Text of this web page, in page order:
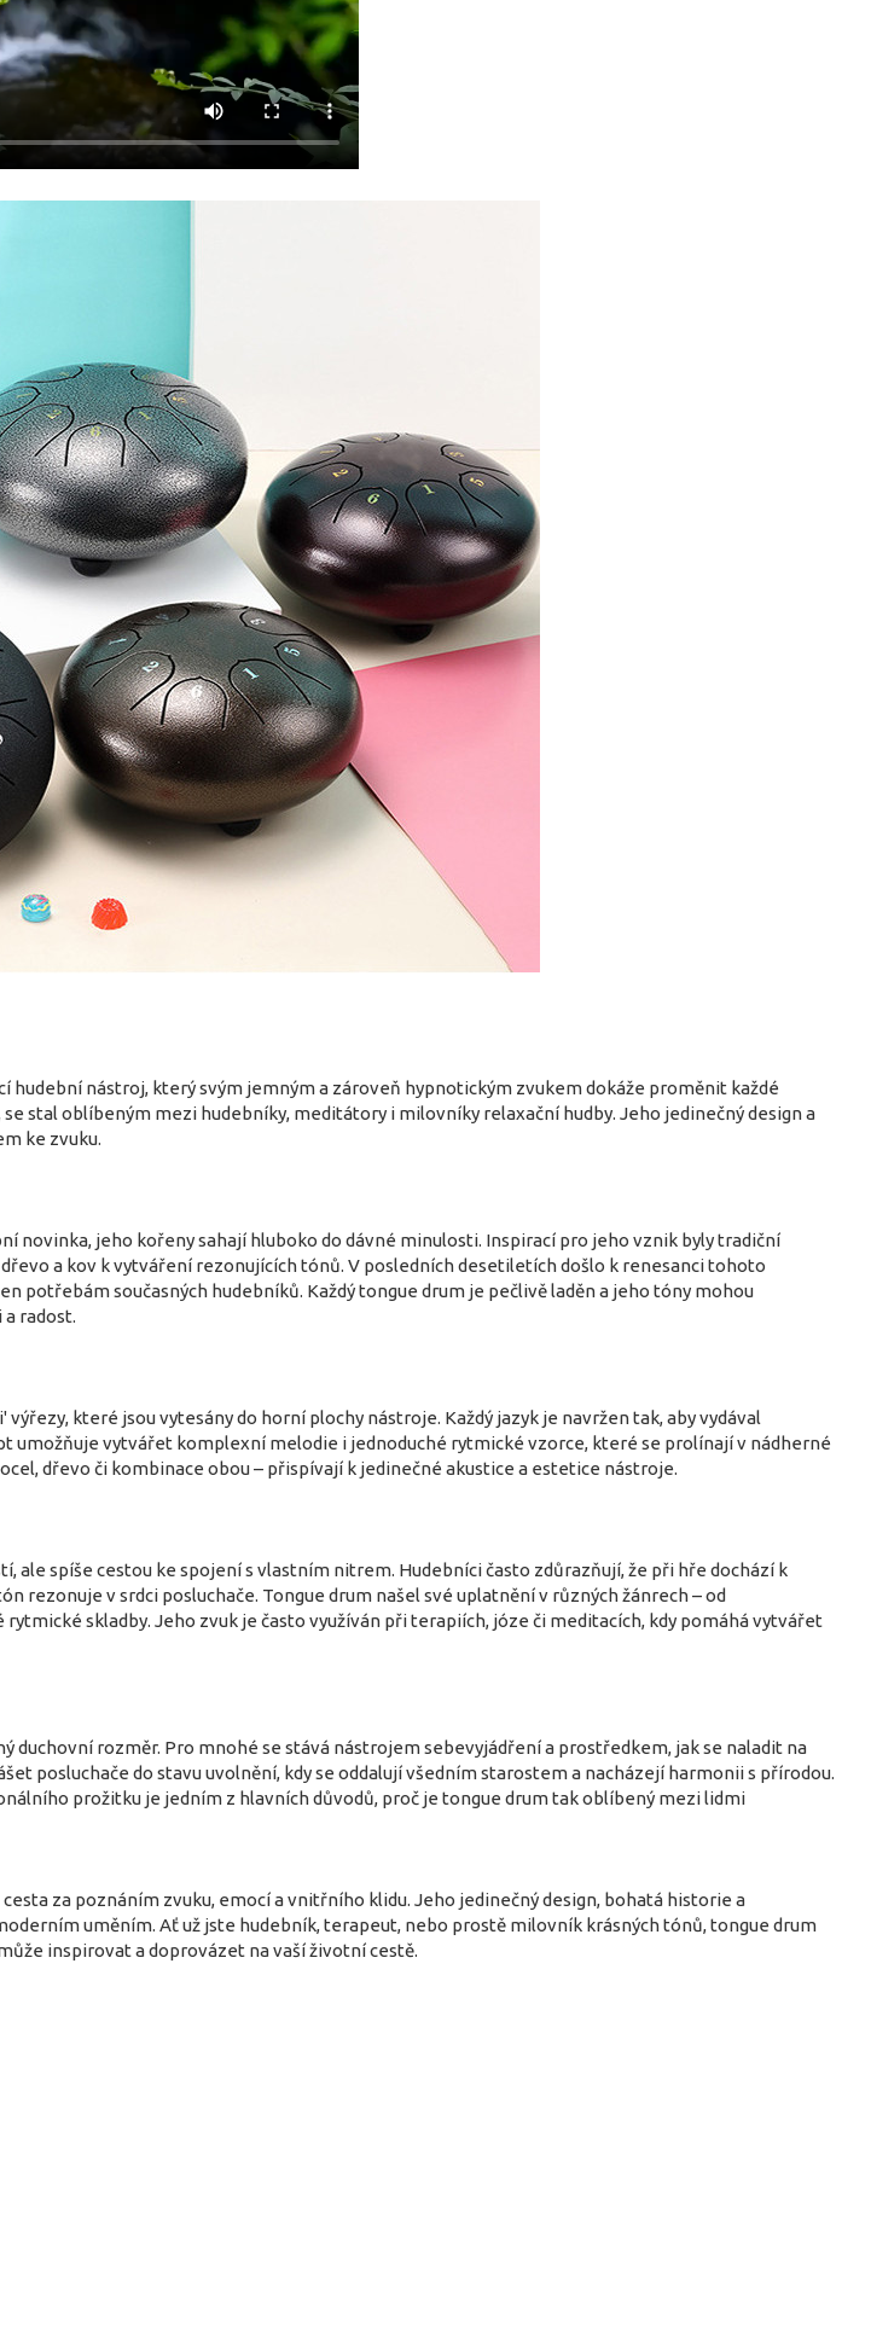
hudební nástroj, který svým jemným a zároveň hypnotickým zvukem dokáže proměnit každé
stal oblíbeným mezi hudebníky, meditátory i milovníky relaxační hudby. Jeho jedinečný design a
ke zvuku.
novinka, jeho kořeny sahají hluboko do dávné minulosti. Inspirací pro jeho vznik byly tradiční
a kov k vytváření rezonujících tónů. V posledních desetiletích došlo k renesanci tohoto
potřebám současných hudebníků. Každý tongue drum je pečlivě laděn a jeho tóny mohou
radost.
které jsou vytesány do horní plochy nástroje. Každý jazyk je navržen tak, aby vydával
umožňuje vytvářet komplexní melodie i jednoduché rytmické vzorce, které se prolínají v nádherné
dřevo či kombinace obou – přispívají k jedinečné akustice a estetice nástroje.
ale spíše cestou ke spojení s vlastním nitrem. Hudebníci často zdůrazňují, že při hře dochází k
rezonuje v srdci posluchače. Tongue drum našel své uplatnění v různých žánrech – od
skladby. Jeho zvuk je často využíván při terapiích, józe či meditacích, kdy pomáhá vytvářet
duchovní rozměr. Pro mnohé se stává nástrojem sebevyjádření a prostředkem, jak se naladit na
posluchače do stavu uvolnění, kdy se oddalují všedním starostem a nacházejí harmonii s přírodou.
prožitku je jedním z hlavních důvodů, proč je tongue drum tak oblíbený mezi lidmi
za poznáním zvuku, emocí a vnitřního klidu. Jeho jedinečný design, bohatá historie a
uměním. Ať už jste hudebník, terapeut, nebo prostě milovník krásných tónů, tongue drum
inspirovat a doprovázet na vaší životní cestě.